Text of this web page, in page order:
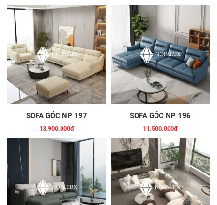
SOFA GÓC NP 197
13.900.000đ
SOFA GÓC NP 196
11.500.000đ